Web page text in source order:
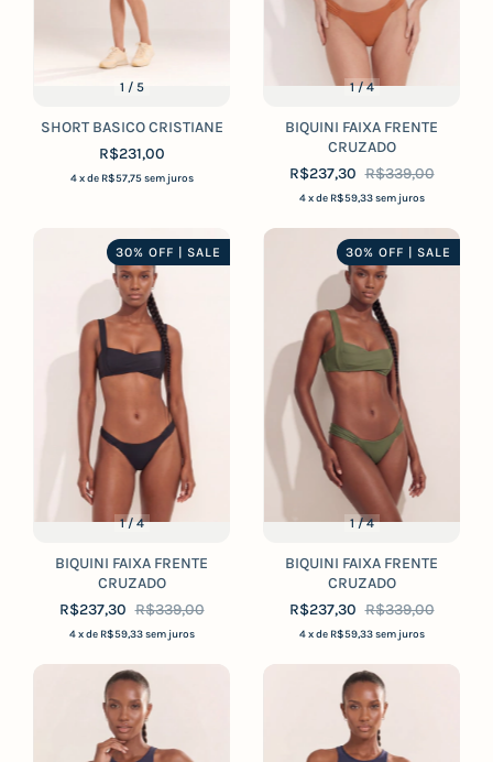
1 / 5
SHORT BASICO CRISTIANE
R$231,00
4 x de R$57,75 sem juros
1/4
BIQUINI FAIXA FRENTE
CRUZADO
R$237,30 R$339,00
4 x de R$59,33 sem juros
1/4
30% OFF | SALE
BIQUINI FAIXA FRENTE
CRUZADO
R$237,30 R$339,00
4 x de R$59,33 sem juros
1/4
30% OFF | SALE
BIQUINI FAIXA FRENTE
CRUZADO
R$237,30 R$339,00
4 x de R$59,33 sem juros